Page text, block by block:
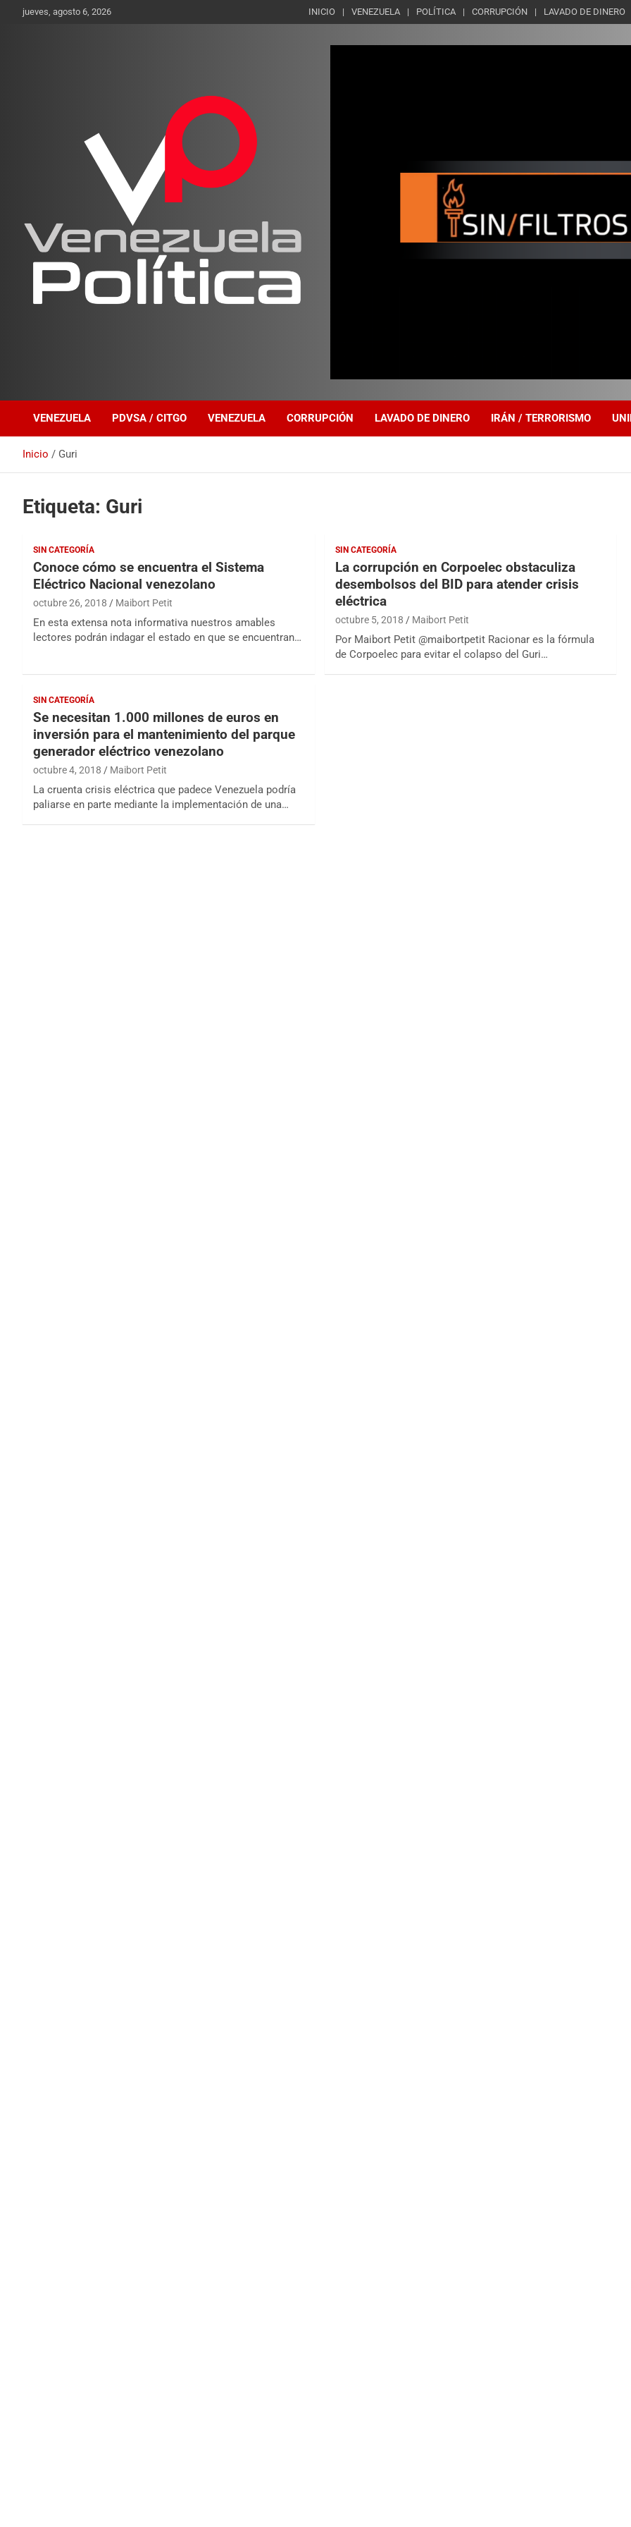
Saltarjueves, agosto 6, 2026 INICIO VENEZUELA POLÍTICA CORRUPCIÓN LAVADO DE DINERO
VENEZUELA PDVSA / CITGO VENEZUELA CORRUPCIÓN LAVADO DE DINERO IRÁN / TERRORISMO
Inicio Guri
Etiqueta: Guri
SIN CATEGORÍA
Conoce cómo se encuentra el Sistema
Eléctrico Nacional venezolano
octubre 26, 2018 Maibort Petit
En esta extensa nota informativa nuestros amables
lectores podrán indagar el estado en que se encuentran…
SIN CATEGORÍA
La corrupción en Corpoelec obstaculiza
desembolsos del BID para atender crisis
eléctrica
octubre 5, 2018 Maibort Petit
Por Maibort Petit @maibortpetit Racionar es la fórmula
de Corpoelec para evitar el colapso del Guri…
SIN CATEGORÍA
Se necesitan 1.000 millones de euros en
inversión para el mantenimiento del parque
generador eléctrico venezolano
octubre 4, 2018 Maibort Petit
La cruenta crisis eléctrica que padece Venezuela podría
paliarse en parte mediante la implementación de una…